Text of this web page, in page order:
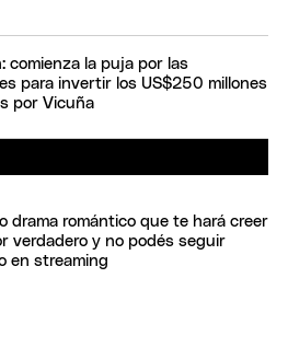
comienza la puja por las
para invertir los US$250 millones
por Vicuña
drama romántico que te hará creer
verdadero y no podés seguir
en streaming